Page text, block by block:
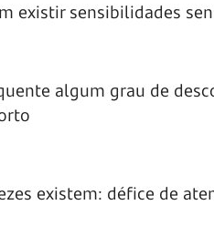
existir sensibilidades
algum grau de
existem: défice de